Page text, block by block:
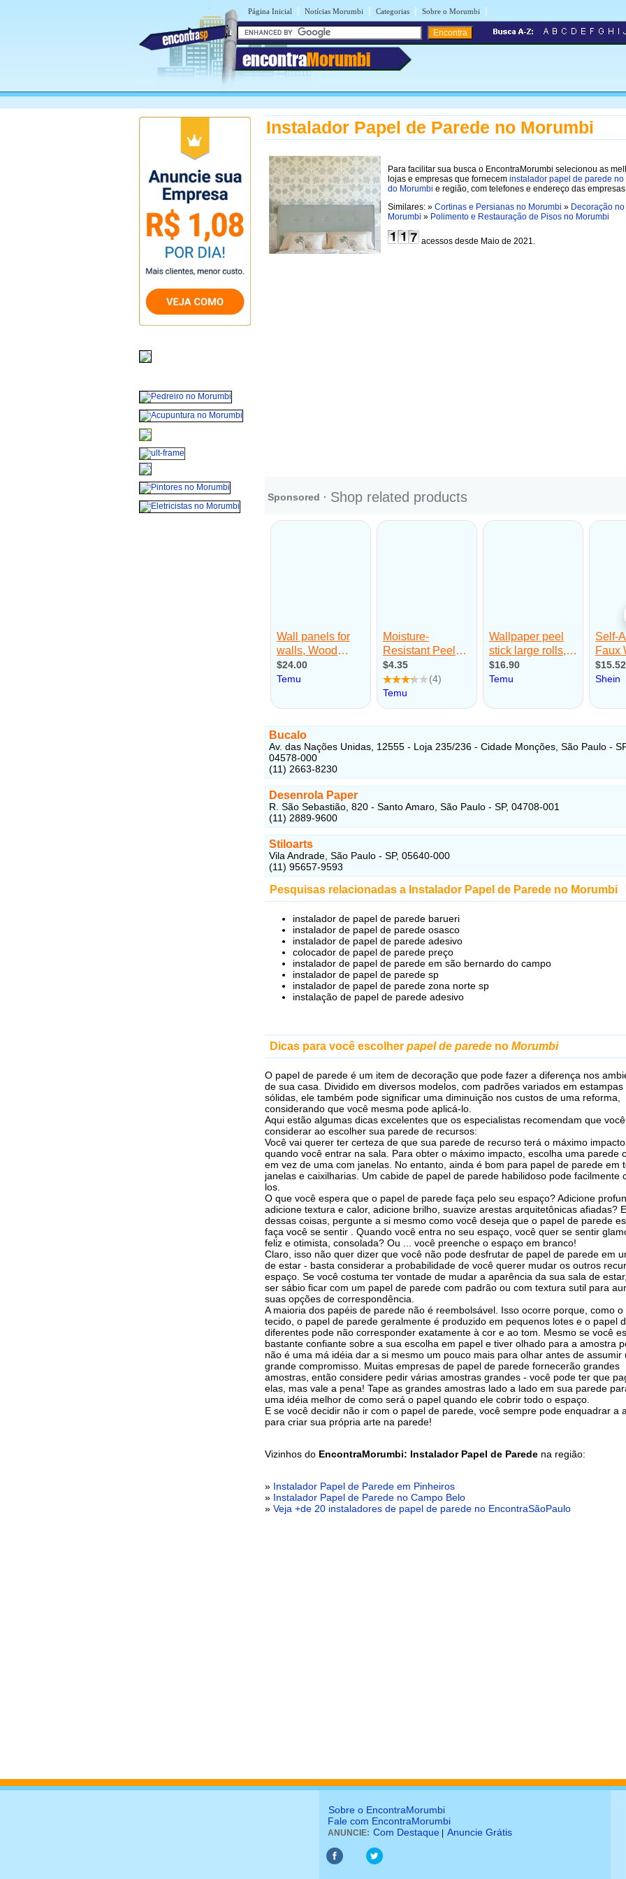
Página Inicial | Notícias Morumbi | Categorias | Sobre o Morumbi |
encontraMorumbi
Instalador Papel de Parede no Morumbi
Para facilitar sua busca o EncontraMorumbi selecionou as
lojas e empresas que fornecem instalador papel de parede no
do Morumbi e região, com telefones e endereço das
Similares: » Cortinas e Persianas no Morumbi » Decoração no
Morumbi » Polimento e Restauração de Pisos no Morumbi
acessos desde Maio de 2021.
Bucalo
Av. das Nações Unidas, 12555 - Loja 235/236 - Cidade Monções, São Paulo -
04578-000
(11) 2663-8230
Desenrola Paper
R. São Sebastião, 820 - Santo Amaro, São Paulo - SP, 04708-001
(11) 2889-9600
Stiloarts
Vila Andrade, São Paulo - SP, 05640-000
(11) 95657-9593
Pesquisas relacionadas a Instalador Papel de Parede no Morumbi
instalador de papel de parede barueri
instalador de papel de parede osasco
instalador de papel de parede adesivo
colocador de papel de parede preço
instalador de papel de parede em são bernardo do campo
instalador de papel de parede sp
instalador de papel de parede zona norte sp
instalação de papel de parede adesivo
Dicas para você escolher papel de parede no Morumbi
O papel de parede é um item de decoração que pode fazer a diferença nos
de sua casa. Dividido em diversos modelos, com padrões variados em estampas
sólidas, ele também pode significar uma diminuição nos custos de uma reforma,
considerando que você mesma pode aplicá-lo.
Aqui estão algumas dicas excelentes que os especialistas recomendam que
considerar ao escolher sua parede de recursos:
Você vai querer ter certeza de que sua parede de recurso terá o máximo impacto
quando você entrar na sala. Para obter o máximo impacto, escolha uma parede
em vez de uma com janelas. No entanto, ainda é bom para papel de parede em
janelas e caixilharias. Um cabide de papel de parede habilidoso pode facilmente
los.
O que você espera que o papel de parede faça pelo seu espaço? Adicione
adicione textura e calor, adicione brilho, suavize arestas arquitetônicas afiadas?
dessas coisas, pergunte a si mesmo como você deseja que o papel de parede
faça você se sentir . Quando você entra no seu espaço, você quer se sentir
feliz e otimista, consolada? Ou ... você preenche o espaço em branco!
Claro, isso não quer dizer que você não pode desfrutar de papel de parede em
de estar - basta considerar a probabilidade de você querer mudar os outros
espaço. Se você costuma ter vontade de mudar a aparência da sua sala de
ser sábio ficar com um papel de parede com padrão ou com textura sutil para
suas opções de correspondência.
A maioria dos papéis de parede não é reembolsável. Isso ocorre porque, como o
tecido, o papel de parede geralmente é produzido em pequenos lotes e o papel
diferentes pode não corresponder exatamente à cor e ao tom. Mesmo se você
bastante confiante sobre a sua escolha em papel e tiver olhado para a amostra
não é uma má idéia dar a si mesmo um pouco mais para olhar antes de assumir
grande compromisso. Muitas empresas de papel de parede fornecerão grandes
amostras, então considere pedir várias amostras grandes - você pode ter que
elas, mas vale a pena! Tape as grandes amostras lado a lado em sua parede
uma idéia melhor de como será o papel quando ele cobrir todo o espaço.
E se você decidir não ir com o papel de parede, você sempre pode enquadrar a
para criar sua própria arte na parede!
Vizinhos do EncontraMorumbi: Instalador Papel de Parede na região:
» Instalador Papel de Parede em Pinheiros
» Instalador Papel de Parede no Campo Belo
» Veja +de 20 instaladores de papel de parede no EncontraSãoPaulo
Sobre o EncontraMorumbi
Fale com EncontraMorumbi
ANUNCIE: Com Destaque Anuncie Grátis